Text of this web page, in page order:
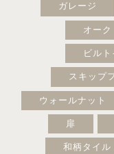
ガレージ
オーク
ビルト
スキップ
ウォールナット
扉
和柄タイル